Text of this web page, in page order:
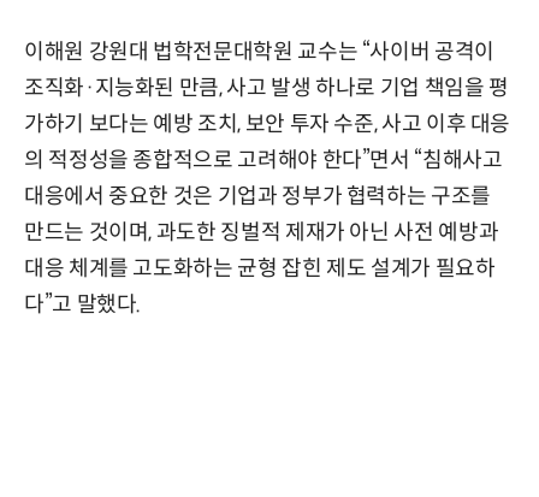
이해원 강원대 법학전문대학원 교수는 “사이버 공격이
조직화·지능화된 만큼, 사고 발생 하나로 기업 책임을 평
가하기 보다는 예방 조치, 보안 투자 수준, 사고 이후 대응
의 적정성을 종합적으로 고려해야 한다”면서 “침해사고
대응에서 중요한 것은 기업과 정부가 협력하는 구조를
만드는 것이며, 과도한 징벌적 제재가 아닌 사전 예방과
대응 체계를 고도화하는 균형 잡힌 제도 설계가 필요하
다”고 말했다.